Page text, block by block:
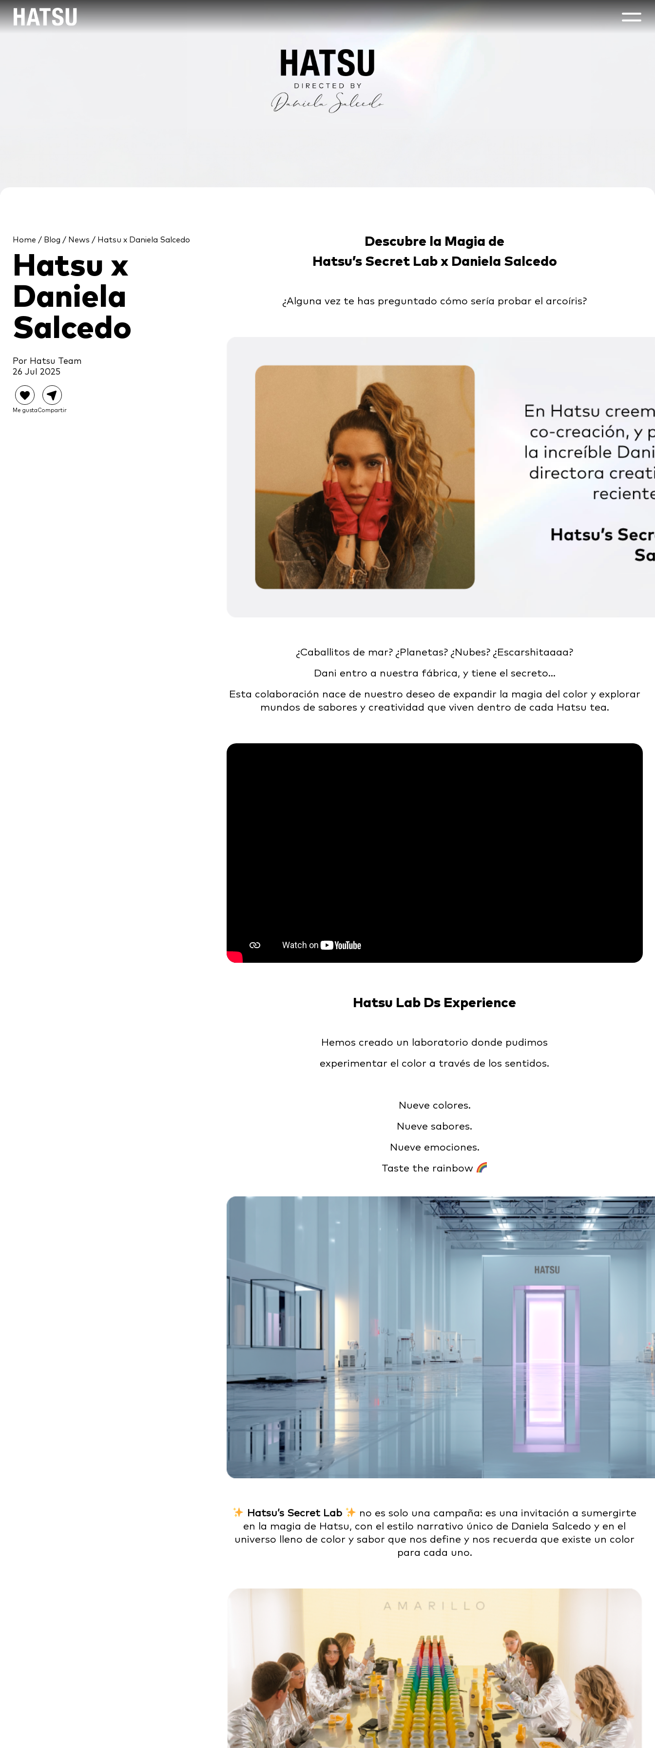
Home / Blog / News / Hatsu x Daniela Salcedo
Hatsu x
Daniela
Salcedo
Por Hatsu Team
26 Jul 2025
Me gustaCompartir
Descubre la Magia de
Hatsu’s Secret Lab x Daniela Salcedo
¿Alguna vez te has preguntado cómo sería probar el arcoíris?
¿Caballitos de mar? ¿Planetas? ¿Nubes? ¿Escarshitaaaa?
Dani entro a nuestra fábrica, y tiene el secreto…
Esta colaboración nace de nuestro deseo de expandir la magia del color y explorar
mundos de sabores y creatividad que viven dentro de cada Hatsu tea.
Hatsu Lab Ds Experience
Hemos creado un laboratorio donde pudimos
experimentar el color a través de los sentidos.
Nueve colores.
Nueve sabores.
Nueve emociones.
Taste the rainbow
Hatsu’s Secret Lab
no es solo una campaña: es una invitación a sumergirte
en la magia de Hatsu, con el estilo narrativo único de Daniela Salcedo y en el
universo lleno de color y sabor que nos define y nos recuerda que existe un color
para cada uno.